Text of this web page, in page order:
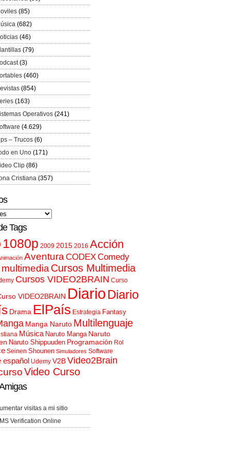
(85)
(682)
(46)
(79)
(3)
(460)
(854)
(163)
Operativos (241)
(4.629)
– Trucos (6)
en Uno (171)
Clip (86)
Cristiana (357)
Tags
1080p 2009 2015 2016 Acción
AventuraCODEXComedy
Cursos Multimedia
Cursos VIDEO2BRAIN Curso
VIDEO2BRAIN Diario Diario
Drama ElPaís Estrategia Fantasy
Manga Naruto Multilenguaje
Música Naruto Manga Naruto
Naruto Shippuuden Programación Rol
Seinen Shounen Simuladores Software
español Udemy V2BVideo2Brain
Video Curso
visitas a mi sitio
Verification Online